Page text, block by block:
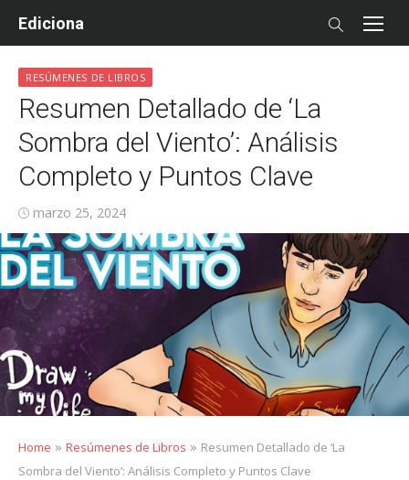
Ediciona
RESÚMENES DE LIBROS
Resumen Detallado de ‘La
Sombra del Viento’: Análisis
Completo y Puntos Clave
Posted
on
marzo 25, 2024
Home » Resúmenes de Libros » Resumen Detallado de ‘La
Sombra del Viento’: Análisis Completo y Puntos Clave